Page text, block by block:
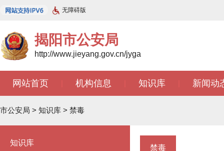
无障碍版
揭阳市公安局
http://www.jieyang.gov.cn/jyga
网站首页 机构信息 知识库 新闻动
市公安局 > 知识库 > 禁毒
知识库
禁毒